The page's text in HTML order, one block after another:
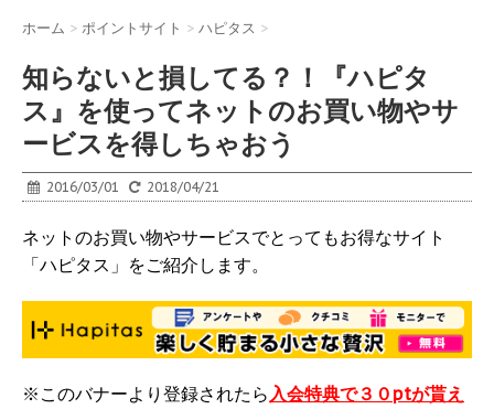
ホーム > ポイントサイト > ハピタス >
知らないと損してる？！『ハピタ
ス』を使ってネットのお買い物やサ
ービスを得しちゃおう
2016/03/01 2018/04/21
ネットのお買い物やサービスでとってもお得なサイト
「ハピタス」をご紹介します。
※このバナーより登録されたら入会特典で３０ptが貰え